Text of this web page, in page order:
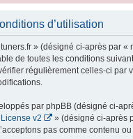
d’utilisation
» (désigné ci-après par «
de toutes les conditions
régulièrement celles-ci par
par phpBB (désigné ci-
v2
» (désigné ci-après
pas comme contenu